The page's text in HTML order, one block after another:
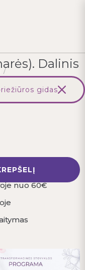
/
Dalinis
nuo 60€
gidas